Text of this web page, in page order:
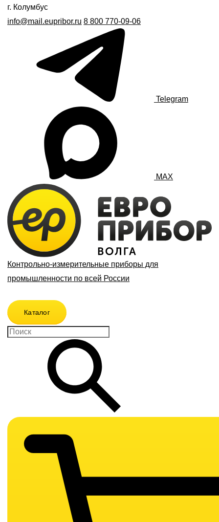
г. Колумбус
info@mail.eupribor.ru 8 800 770-09-06
Telegram
MAX
Контрольно-измерительные приборы для
промышленности по всей России
Каталог